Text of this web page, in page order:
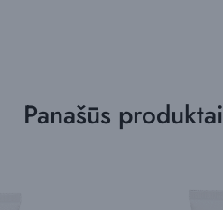
Panašūs produktai